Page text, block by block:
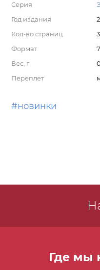
Серия
Год издания
Кол-во страниц
Формат
Вес, г
Переплет
#новинки
Где мы